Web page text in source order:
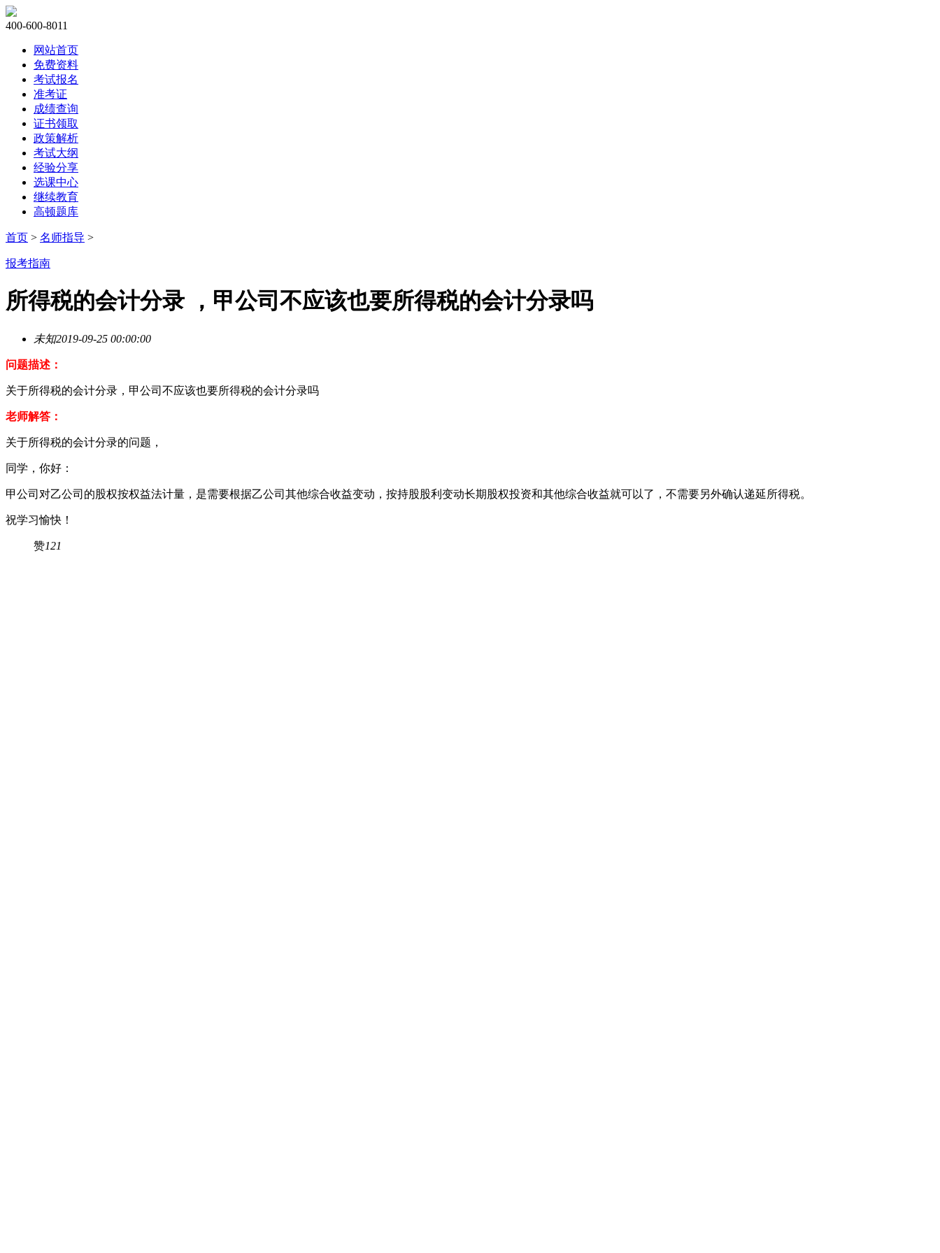
400-600-8011
网站首页
免费资料
考试报名
准考证
成绩查询
证书领取
政策解析
考试大纲
经验分享
选课中心
继续教育
高顿题库
首页 > 名师指导 >
报考指南
所得税的会计分录 ，甲公司不应该也要所得税的会计分录吗
未知2019-09-25 00:00:00
问题描述：
关于所得税的会计分录，甲公司不应该也要所得税的会计分录吗
老师解答：
关于所得税的会计分录的问题，
同学，你好：
甲公司对乙公司的股权按权益法计量，是需要根据乙公司其他综合收益变动，按持股股利变动长期股权投资和其他综合收益就可以了，不需要另外确认递延所得税。
祝学习愉快！
赞121